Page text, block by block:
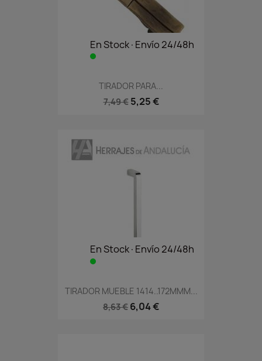
En Stock·Envío 24/48h
TIRADOR PARA...
7,49 € 5,25 €
En Stock·Envío 24/48h
TIRADOR MUEBLE 1414..172MMM...
8,63 € 6,04 €